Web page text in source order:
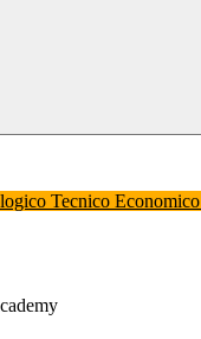
Tecnico Economico